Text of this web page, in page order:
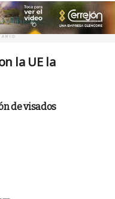
la UE la
de visados